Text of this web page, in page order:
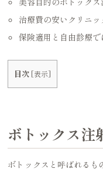
治療費の安いクリニ
保険適用と自由診療
目次 [表示]
ボトックス注
ボトックスと呼ばれるも